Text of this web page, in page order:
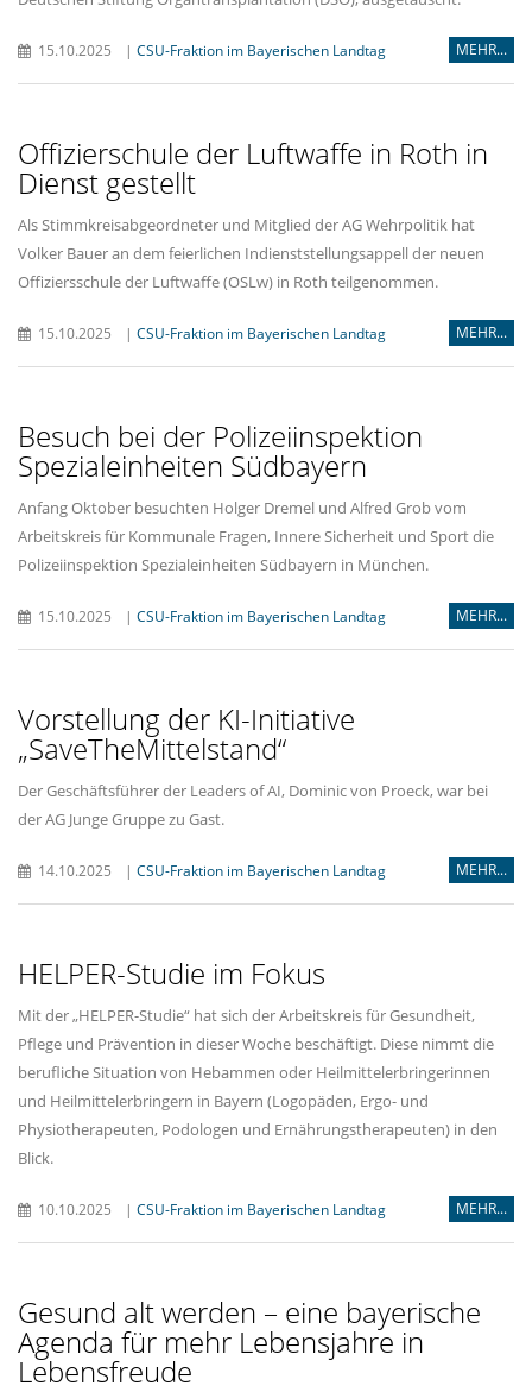
15.10.2025 | CSU-Fraktion im Bayerischen Landtag MEHR...
Offizierschule der Luftwaffe in Roth in
Dienst gestellt
Als Stimmkreisabgeordneter und Mitglied der AG Wehrpolitik hat
Volker Bauer an dem feierlichen Indienststellungsappell der neuen
Offiziersschule der Luftwaffe (OSLw) in Roth teilgenommen.
15.10.2025 | CSU-Fraktion im Bayerischen Landtag MEHR...
Besuch bei der Polizeiinspektion
Spezialeinheiten Südbayern
Anfang Oktober besuchten Holger Dremel und Alfred Grob vom
Arbeitskreis für Kommunale Fragen, Innere Sicherheit und Sport die
Polizeiinspektion Spezialeinheiten Südbayern in München.
15.10.2025 | CSU-Fraktion im Bayerischen Landtag MEHR...
Vorstellung der KI-Initiative
SaveTheMittelstand“
Der Geschäftsführer der Leaders of AI, Dominic von Proeck, war bei
der AG Junge Gruppe zu Gast.
14.10.2025 | CSU-Fraktion im Bayerischen Landtag MEHR...
HELPER-Studie im Fokus
Mit der „HELPER-Studie“ hat sich der Arbeitskreis für Gesundheit,
Pflege und Prävention in dieser Woche beschäftigt. Diese nimmt die
berufliche Situation von Hebammen oder Heilmittelerbringerinnen
und Heilmittelerbringern in Bayern (Logopäden, Ergo- und
Physiotherapeuten, Podologen und Ernährungstherapeuten) in den
Blick.
10.10.2025 | CSU-Fraktion im Bayerischen Landtag MEHR...
Gesund alt werden – eine bayerische
Agenda für mehr Lebensjahre in
Lebensfreude